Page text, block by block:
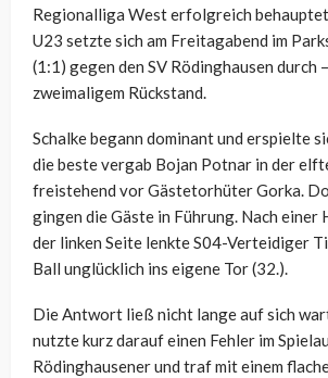
Regionalliga West erfolgreich
U23 setzte sich am Freitagabend im
(1:1) gegen den SV Rödinghausen durch
zweimaligem Rückstand.
Schalke begann dominant und erspielte
die beste vergab Bojan Potnar in der
freistehend vor Gästetorhüter Gorka.
gingen die Gäste in Führung. Nach einer
der linken Seite lenkte S04-Verteidiger
Ball unglücklich ins eigene Tor (32.).
Die Antwort ließ nicht lange auf sich
nutzte kurz darauf einen Fehler im
Rödinghausener und traf mit einem